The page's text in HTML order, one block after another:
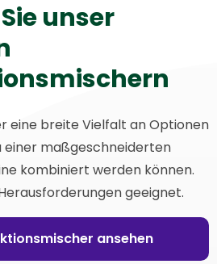
unser
eine breite Vielfalt an Optionen
einer maßgeschneiderten
kombiniert werden können.
geeignet.
ansehen